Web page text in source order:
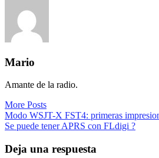
Mario
Amante de la radio.
More Posts
Navegación
de
entradas
Modo WSJT-X FST4: primeras
Se puede tener APRS con FLdigi ?
Deja una respuesta